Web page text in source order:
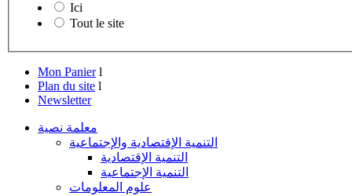
Ici
Tout le site
Mon Panier l
Plan du site l
Newsletter
معلمة نصية
التنمية الإقتصادية والإجتماعية
التنمية الإقتصادية
التنمية الإجتماعية
علوم المعلومات